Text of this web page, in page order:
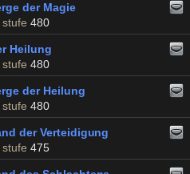
der Magie
480
Heilung
480
der Heilung
480
der Verteidigung
475